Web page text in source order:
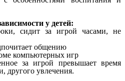
у детей:
сидит за игрой часами, не
общению
компьютерных игр
за игрой превышает время
другого увлечения.